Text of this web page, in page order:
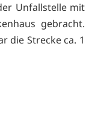
Unfallstelle mit
gebracht.
die Strecke ca. 1